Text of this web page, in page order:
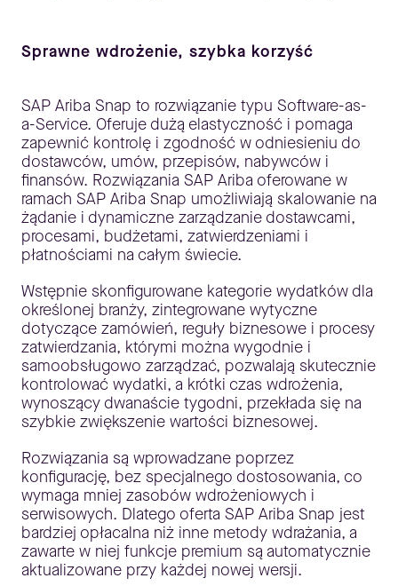
Sprawne wdrożenie, szybka korzyść
SAP Ariba Snap to rozwiązanie typu Software-as-
a-Service. Oferuje dużą elastyczność i pomaga
zapewnić kontrolę i zgodność w odniesieniu do
dostawców, umów, przepisów, nabywców i
finansów. Rozwiązania SAP Ariba oferowane w
ramach SAP Ariba Snap umożliwiają skalowanie na
żądanie i dynamiczne zarządzanie dostawcami,
procesami, budżetami, zatwierdzeniami i
płatnościami na całym świecie.
Wstępnie skonfigurowane kategorie wydatków dla
określonej branży, zintegrowane wytyczne
dotyczące zamówień, reguły biznesowe i procesy
zatwierdzania, którymi można wygodnie i
samoobsługowo zarządzać, pozwalają skutecznie
kontrolować wydatki, a krótki czas wdrożenia,
wynoszący dwanaście tygodni, przekłada się na
szybkie zwiększenie wartości biznesowej.
Rozwiązania są wprowadzane poprzez
konfigurację, bez specjalnego dostosowania, co
wymaga mniej zasobów wdrożeniowych i
serwisowych. Dlatego oferta SAP Ariba Snap jest
bardziej opłacalna niż inne metody wdrażania, a
zawarte w niej funkcje premium są automatycznie
aktualizowane przy każdej nowej wersji.